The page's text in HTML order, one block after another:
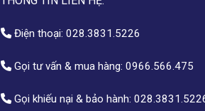
Điện thoại: 028.3831.5226
Gọi tư vấn & mua hàng: 0966.566.475
Gọi khiếu nại & bảo hành: